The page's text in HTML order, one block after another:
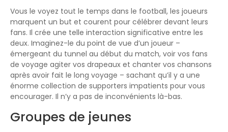
Vous le voyez tout le temps dans le football, les joueurs
marquent un but et courent pour célébrer devant leurs
fans. Il crée une telle interaction significative entre les
deux. Imaginez-le du point de vue d’un joueur –
émergeant du tunnel au début du match, voir vos fans
de voyage agiter vos drapeaux et chanter vos chansons
après avoir fait le long voyage – sachant qu’il y a une
énorme collection de supporters impatients pour vous
encourager. Il n’y a pas de inconvénients là-bas.
Groupes de jeunes